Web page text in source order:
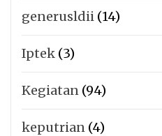
generusldii (14)
Iptek (3)
Kegiatan (94)
keputrian (4)